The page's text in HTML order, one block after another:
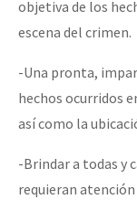
objetiva de los
escena del crimen.
-Una pronta,
hechos ocurridos
así como la
-Brindar a todas y
requieran